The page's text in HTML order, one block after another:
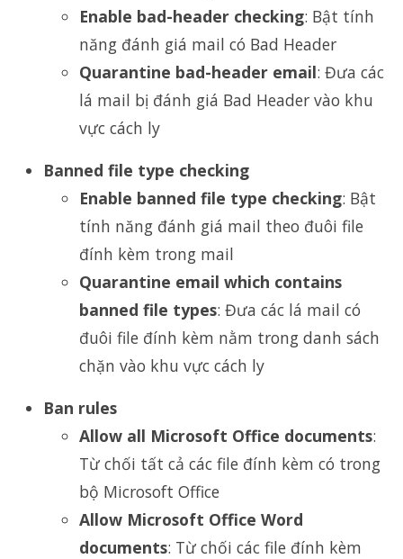
Enable bad-header checking: Bật tính
năng đánh giá mail có Bad Header
Quarantine bad-header email: Đưa các
lá mail bị đánh giá Bad Header vào khu
vực cách ly
Banned file type checking
Enable banned file type checking: Bật
tính năng đánh giá mail theo đuôi file
đính kèm trong mail
Quarantine email which contains
banned file types: Đưa các lá mail có
đuôi file đính kèm nằm trong danh sách
chặn vào khu vực cách ly
Ban rules
Allow all Microsoft Office documents:
Từ chối tất cả các file đính kèm có trong
bộ Microsoft Office
Allow Microsoft Office Word
documents: Từ chối các file đính kèm